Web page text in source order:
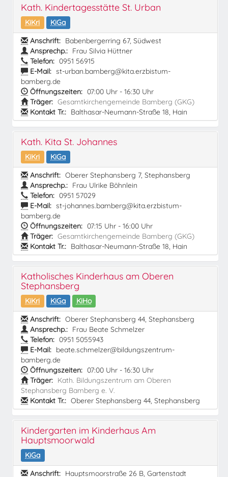
Kath. Kindertagesstätte St. Urban
KiKri
KiGa
Anschrift: Babenbergerring 67, Südwest
Ansprechp.: Frau Silvia Hüttner
Telefon: 0951 56915
E-Mail: st-urban.bamberg@kita.erzbistum-
bamberg.de
Öffnungszeiten: 07:00 Uhr - 16:30 Uhr
Träger: Gesamtkirchengemeinde Bamberg (GKG)
Kontakt Tr.: Balthasar-Neumann-Straße 18, Hain
Kath. Kita St. Johannes
KiKri
KiGa
Anschrift: Oberer Stephansberg 7, Stephansberg
Ansprechp.: Frau Ulrike Böhnlein
Telefon: 0951 57029
E-Mail: st-johannes.bamberg@kita.erzbistum-
bamberg.de
Öffnungszeiten: 07:15 Uhr - 16:00 Uhr
Träger: Gesamtkirchengemeinde Bamberg (GKG)
Kontakt Tr.: Balthasar-Neumann-Straße 18, Hain
Katholisches Kinderhaus am Oberen
Stephansberg
KiKri KiGa
KiHo
Anschrift: Oberer Stephansberg 44, Stephansberg
Ansprechp.: Frau Beate Schmelzer
Telefon: 0951 5055943
E-Mail: beate.schmelzer@bildungszentrum-
bamberg.de
Öffnungszeiten: 07:00 Uhr - 16:30 Uhr
Träger: Kath. Bildungszentrum am Oberen
Stephansberg Bamberg e. V.
Kontakt Tr.: Oberer Stephansberg 44, Stephansberg
Kindergarten im Kinderhaus Am
Hauptsmoorwald
KiGa
Anschrift: Hauptsmoorstraße 26 B, Gartenstadt